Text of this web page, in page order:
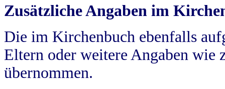
Zusätzliche Angaben im
Die im Kirchenbuch ebenfalls
Eltern oder weitere Angaben wie
übernommen.